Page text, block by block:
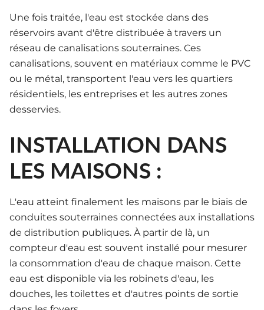
Une fois traitée, l'eau est stockée dans des
réservoirs avant d'être distribuée à travers un
réseau de canalisations souterraines. Ces
canalisations, souvent en matériaux comme le PVC
ou le métal, transportent l'eau vers les quartiers
résidentiels, les entreprises et les autres zones
desservies.
INSTALLATION DANS
LES MAISONS :
L'eau atteint finalement les maisons par le biais de
conduites souterraines connectées aux installations
de distribution publiques. À partir de là, un
compteur d'eau est souvent installé pour mesurer
la consommation d'eau de chaque maison. Cette
eau est disponible via les robinets d'eau, les
douches, les toilettes et d'autres points de sortie